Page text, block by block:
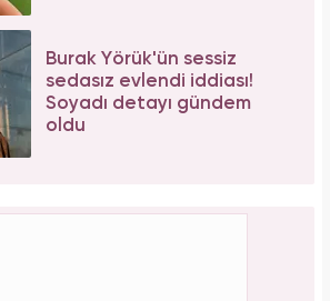
Burak Yörük'ün sessiz
sedasız evlendi iddiası!
Soyadı detayı gündem
oldu